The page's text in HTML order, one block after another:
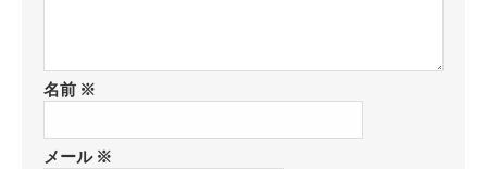
名前 ※
メール ※